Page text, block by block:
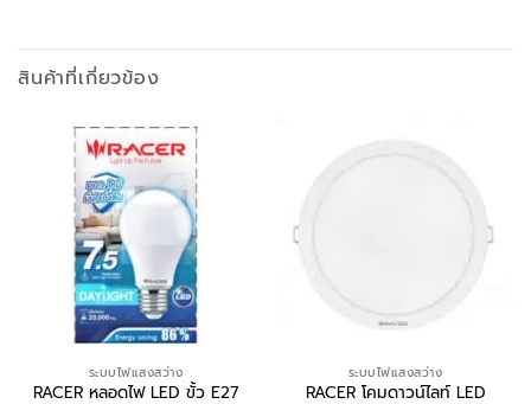
สินค้าที่เกี่ยวข้อง
ระบบไฟแสงสว่าง
RACER หลอดไฟ LED ขั้ว E27
ระบบไฟแสงสว่าง
RACER โคมดาวน์ไลท์ LED